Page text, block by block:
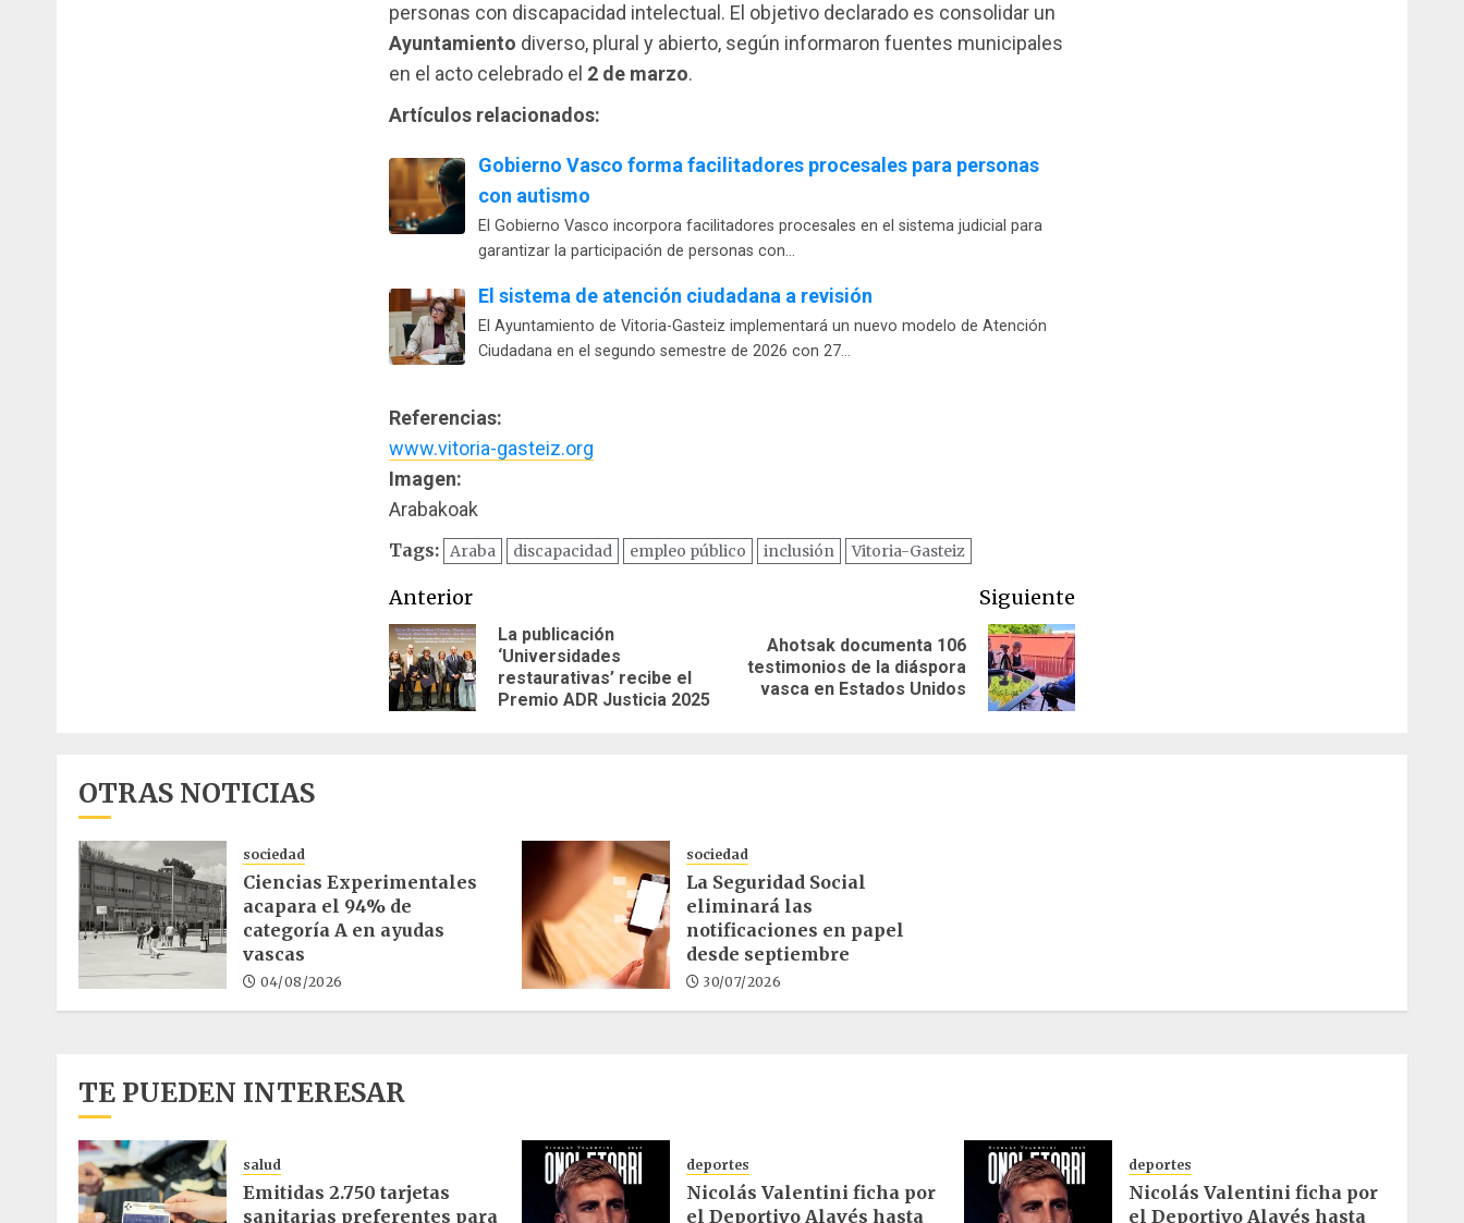
personas con discapacidad intelectual. El objetivo declarado es consolidar un
Ayuntamiento diverso, plural y abierto, según informaron fuentes municipales
en el acto celebrado el 2 de marzo.
Artículos relacionados:
Gobierno Vasco forma facilitadores procesales para personas
con autismo
El Gobierno Vasco incorpora facilitadores procesales en el sistema judicial para
garantizar la participación de personas con…
El sistema de atención ciudadana a revisión
El Ayuntamiento de Vitoria-Gasteiz implementará un nuevo modelo de Atención
Ciudadana en el segundo semestre de 2026 con 27…
Referencias:
www.vitoria-gasteiz.org
Imagen:
Arabakoak
Tags: Araba discapacidad empleo público inclusión Vitoria-Gasteiz
Navegación
de
entradas
Anterior
Entrada
anterior:
La publicación
‘Universidades
restaurativas’ recibe el
Premio ADR Justicia 2025
Siguiente
Siguiente
entrada:
Ahotsak documenta 106
testimonios de la diáspora
vasca en Estados Unidos
OTRAS NOTICIAS
sociedad
Ciencias Experimentales
acapara el 94% de
categoría A en ayudas
vascas
04/08/2026
sociedad
La Seguridad Social
eliminará las
notificaciones en papel
desde septiembre
30/07/2026
TE PUEDEN INTERESAR
salud
Emitidas 2.750 tarjetas
sanitarias preferentes para
deportes
Nicolás Valentini ficha por
el Deportivo Alavés hasta
deportes
Nicolás Valentini ficha por
el Deportivo Alavés hasta